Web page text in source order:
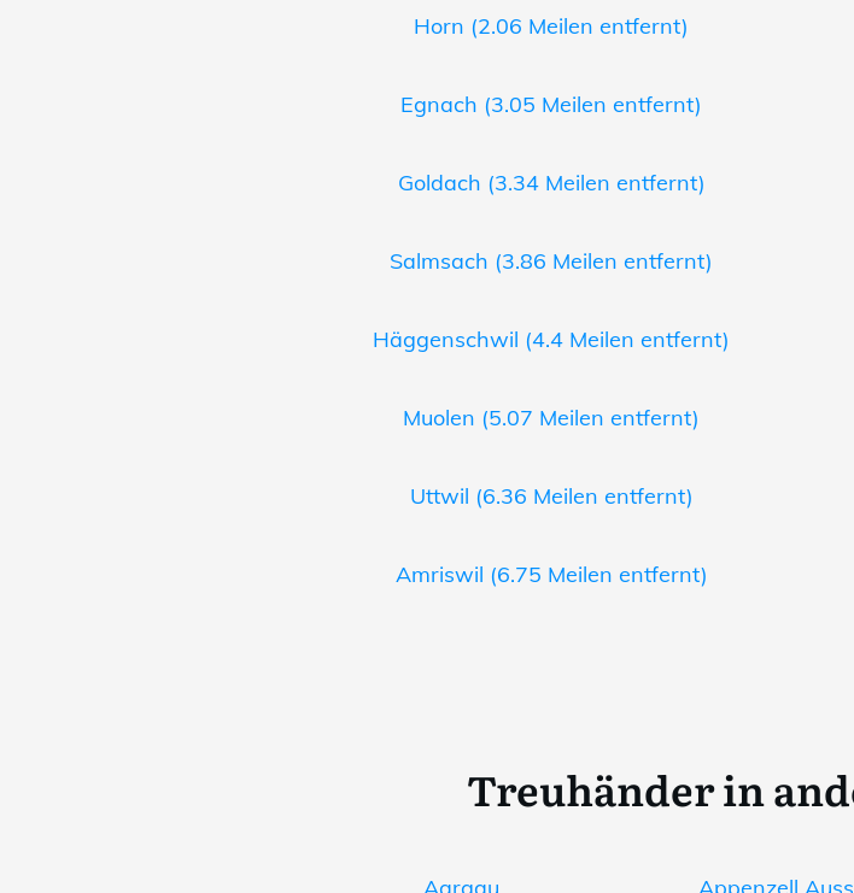
Horn (2.06 Meilen entfernt)
Egnach (3.05 Meilen entfernt)
Goldach (3.34 Meilen entfernt)
Salmsach (3.86 Meilen entfernt)
Häggenschwil (4.4 Meilen entfernt)
Muolen (5.07 Meilen entfernt)
Uttwil (6.36 Meilen entfernt)
Amriswil (6.75 Meilen entfernt)
Treuhänder in